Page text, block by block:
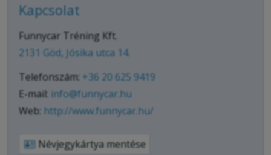
Kapcsolat
Funnycar Tréning Kft.
2131 Göd, Jósika utca 14.
Telefonszám: +36 20 625 9419
E-mail: info@funnycar.hu
Web: http://www.funnycar.hu/
Névjegykártya mentése